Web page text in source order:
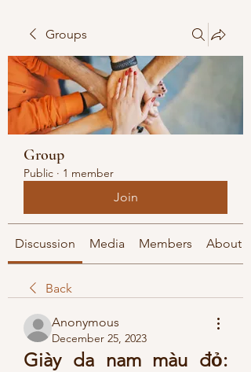
Groups
Group
Public · 1 member
Join
Discussion Media Members About
Back
Anonymous
December 25, 2023
Giày da nam màu đỏ: